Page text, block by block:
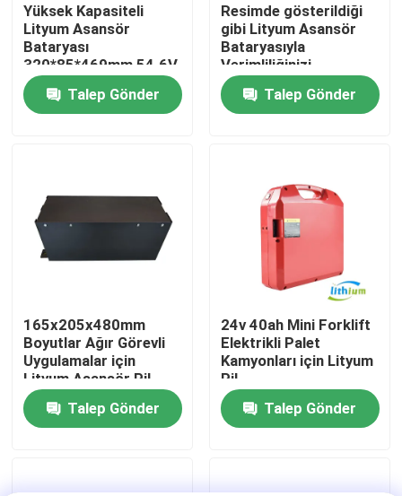
Ürünler
Hakkımızda
Kalite kontrol
Bir teklif isteği
forklift lityum pil
Elektrikli Forklift Lityum İyon Pil
48 Volt Lityum İyon Forklift Pil
Yüksek Kapasiteli
Lityum Asansör
Bataryası
320*85*469mm 54.6V
Uzun ömür
Talep Gönder
Resimde gösterildiği
gibi Lityum Asansör
Bataryasıyla
Verimliliğinizi
Maksimize Edin
Talep Gönder
165x205x480mm
Boyutlar Ağır Görevli
Uygulamalar için
Lityum Asansör Pil
Talep Gönder
24v 40ah Mini Forklift
Elektrikli Palet
Kamyonları için Lityum
Pil
Talep Gönder